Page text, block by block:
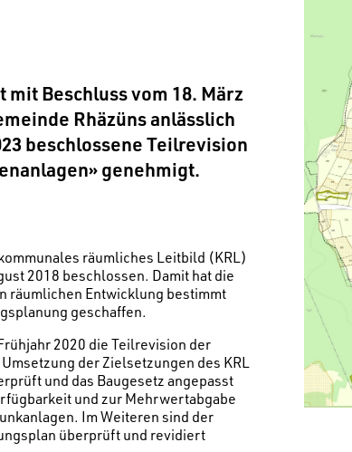
Beschluss vom 18. März
Rhäzüns anlässlich
beschlossene Teilrevision
genehmigt.
räumliches Leitbild (KRL)
2018 beschlossen. Damit hat die
räumlichen Entwicklung bestimmt
geschaffen.
2020 die Teilrevision der
der Zielsetzungen des KRL
und das Baugesetz angepasst
und zur Mehrwertabgabe
Im Weiteren sind der
überprüft und revidiert